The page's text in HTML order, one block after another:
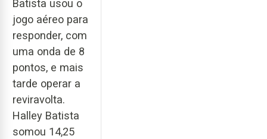
Batista usou o
jogo aéreo para
responder, com
uma onda de 8
pontos, e mais
tarde operar a
reviravolta.
Halley Batista
somou 14,25